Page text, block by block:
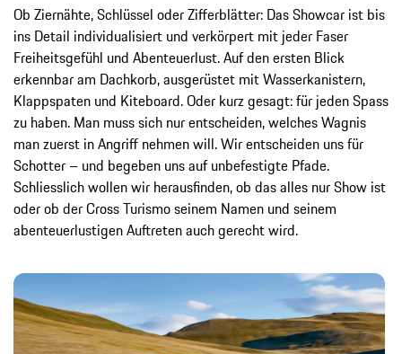
Ob Ziernähte, Schlüssel oder Zifferblätter: Das Showcar ist bis
ins Detail individualisiert und verkörpert mit jeder Faser
Freiheitsgefühl und Abenteuerlust. Auf den ersten Blick
erkennbar am Dachkorb, ausgerüstet mit Wasserkanistern,
Klappspaten und Kiteboard. Oder kurz gesagt: für jeden Spass
zu haben. Man muss sich nur entscheiden, welches Wagnis
man zuerst in Angriff nehmen will. Wir entscheiden uns für
Schotter – und begeben uns auf unbefestigte Pfade.
Schliesslich wollen wir herausfinden, ob das alles nur Show ist
oder ob der Cross Turismo seinem Namen und seinem
abenteuerlustigen Auftreten auch gerecht wird.